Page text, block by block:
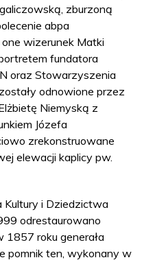
zburzoną
abpa
wizerunek Matki
fundatora
oraz Stowarzyszenia
odnowione przez
Niemyską z
Józefa
zrekonstruowane
elewacji kaplicy pw.
i Dziedzictwa
odrestaurowano
1857 roku generała
pomnik ten, wykonany w